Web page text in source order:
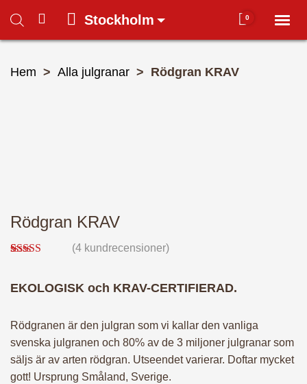
Stockholm 0
Toggle
Hem
– Alla julgranar 🌲
– Julpynt
– Julmys
Hem > Alla julgranar > Rödgran KRAV
Rödgran KRAV
baserat på
(4 kundrecensioner)
EKOLOGISK och KRAV-CERTIFIERAD.
Rödgranen är den julgran som vi kallar den vanliga
svenska julgranen och 80% av de 3 miljoner julgranar som
säljs är av arten rödgran. Utseendet varierar. Doftar mycket
gott! Ursprung Småland, Sverige.